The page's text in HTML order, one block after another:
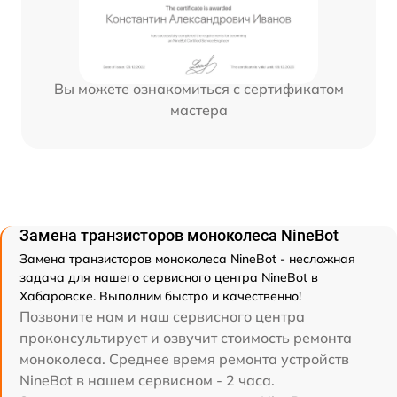
Вы можете ознакомиться с сертификатом
мастера
Замена транзисторов моноколеса NineBot
Замена транзисторов моноколеса NineBot - несложная
задача для нашего сервисного центра NineBot в
Хабаровске. Выполним быстро и качественно!
Позвоните нам и наш сервисного центра
проконсультирует и озвучит стоимость ремонта
моноколеса. Среднее время ремонта устройств
NineBot в нашем сервисном - 2 часа.